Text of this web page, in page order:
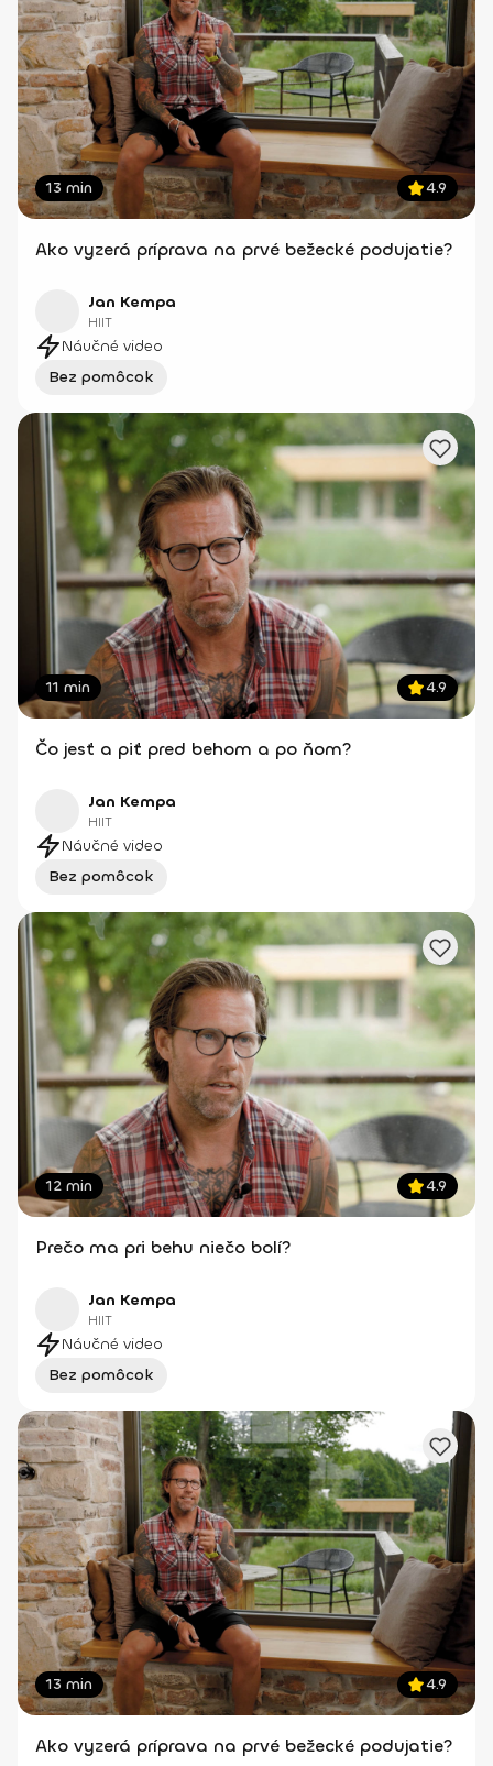
13 min 4.9
Ako vyzerá príprava na prvé bežecké podujatie?
Jan Kempa
HIIT
Náučné video
Bez pomôcok
11 min 4.9
Čo jesť a piť pred behom a po ňom?
Jan Kempa
HIIT
Náučné video
Bez pomôcok
12 min 4.9
Prečo ma pri behu niečo bolí?
Jan Kempa
HIIT
Náučné video
Bez pomôcok
13 min 4.9
Ako vyzerá príprava na prvé bežecké podujatie?